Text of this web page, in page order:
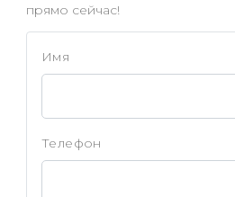
прямо сейчас!
Имя
Телефон